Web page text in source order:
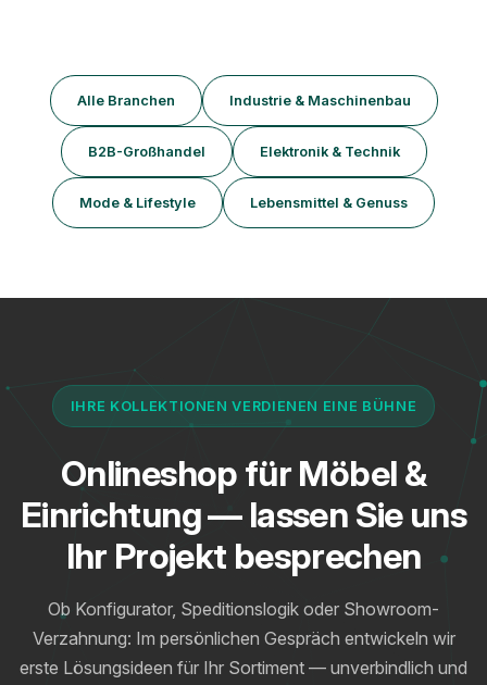
Alle Branchen Industrie & Maschinenbau
B2B-Großhandel Elektronik & Technik
Mode & Lifestyle Lebensmittel & Genuss
IHRE KOLLEKTIONEN VERDIENEN EINE BÜHNE
Onlineshop für Möbel &
Einrichtung — lassen Sie uns
Ihr Projekt besprechen
Ob Konfigurator, Speditionslogik oder Showroom-
Verzahnung: Im persönlichen Gespräch entwickeln wir
erste Lösungsideen für Ihr Sortiment — unverbindlich und